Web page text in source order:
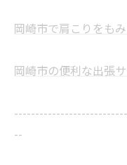
岡崎市で肩こりをも
岡崎市の便利な出張
--